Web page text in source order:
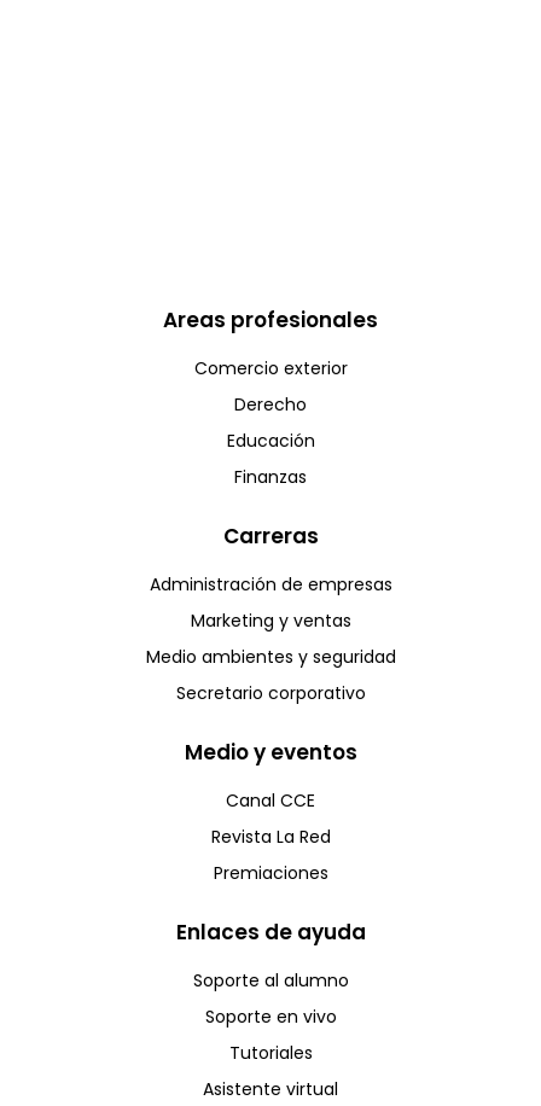
Areas profesionales
Comercio exterior
Derecho
Educación
Finanzas
Carreras
Administración de empresas
Marketing y ventas
Medio ambientes y seguridad
Secretario corporativo
Medio y eventos
Canal CCE
Revista La Red
Premiaciones
Enlaces de ayuda
Soporte al alumno
Soporte en vivo
Tutoriales
Asistente virtual